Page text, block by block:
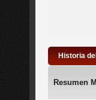
Historia
Resumen